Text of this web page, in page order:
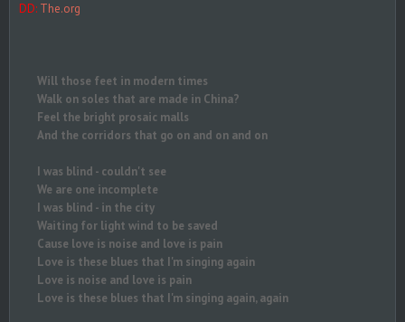
DD: The.org
Will those feet in modern times
Walk on soles that are made in China?
Feel the bright prosaic malls
And the corridors that go on and on and on
I was blind - couldn't see
We are one incomplete
I was blind - in the city
Waiting for light wind to be saved
Cause love is noise and love is pain
Love is these blues that I'm singing again
Love is noise and love is pain
Love is these blues that I'm singing again, again